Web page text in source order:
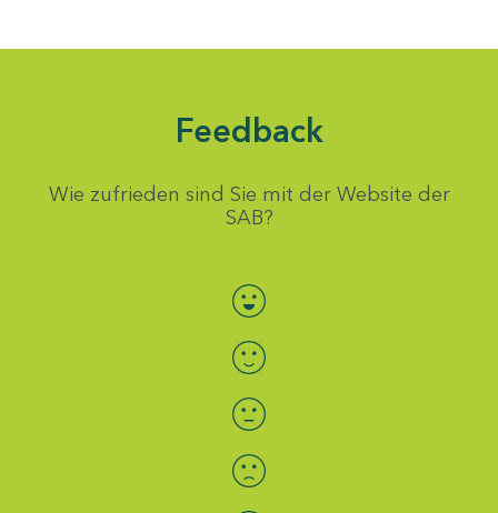
Feedback
Wie zufrieden sind Sie mit der Website der
SAB?
Bewertung auswählen